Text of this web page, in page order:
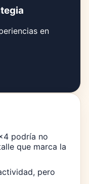
en
podría no
que marca la
pero